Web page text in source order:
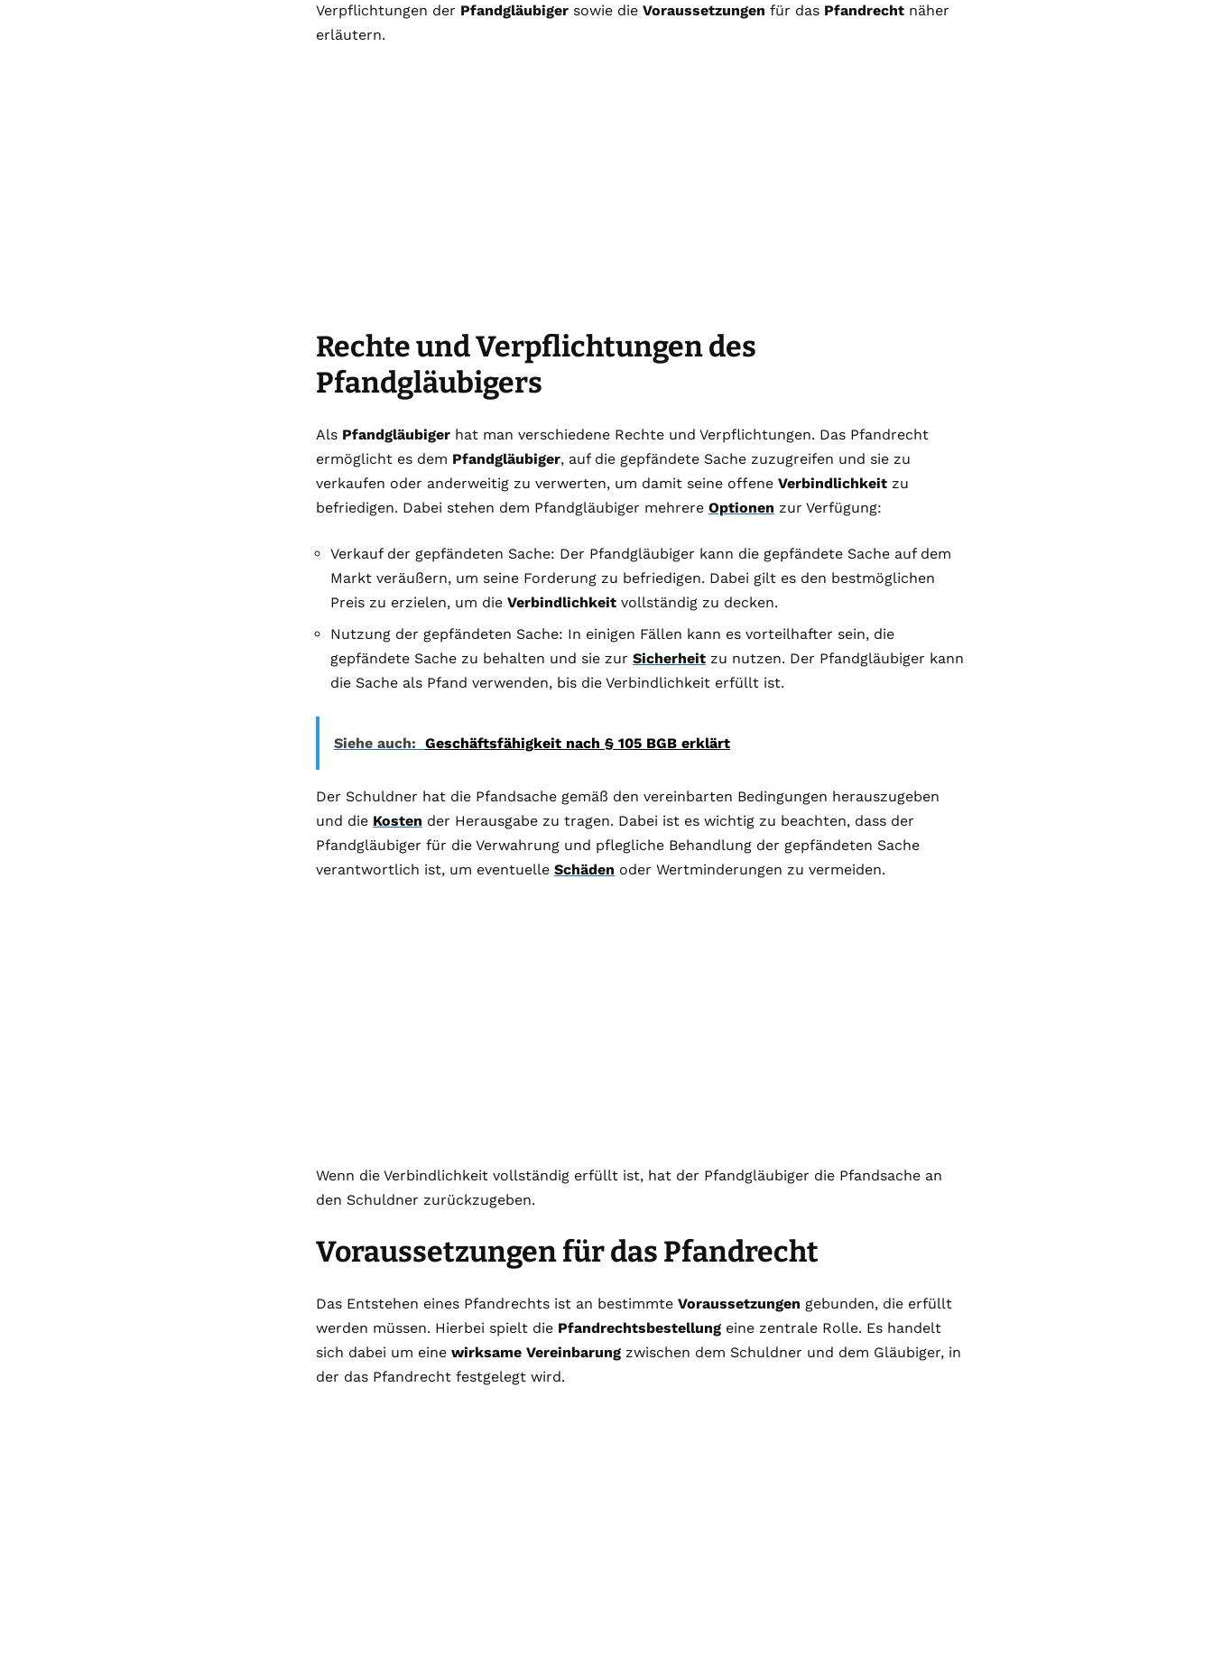
Verpflichtungen der Pfandgläubiger sowie die Voraussetzungen für das Pfandrecht näher
erläutern.
Rechte und Verpflichtungen des
Pfandgläubigers
Als Pfandgläubiger hat man verschiedene Rechte und Verpflichtungen. Das Pfandrecht
ermöglicht es dem Pfandgläubiger, auf die gepfändete Sache zuzugreifen und sie zu
verkaufen oder anderweitig zu verwerten, um damit seine offene Verbindlichkeit zu
befriedigen. Dabei stehen dem Pfandgläubiger mehrere Optionen zur Verfügung:
Verkauf der gepfändeten Sache: Der Pfandgläubiger kann die gepfändete Sache auf dem
Markt veräußern, um seine Forderung zu befriedigen. Dabei gilt es den bestmöglichen
Preis zu erzielen, um die Verbindlichkeit vollständig zu decken.
Nutzung der gepfändeten Sache: In einigen Fällen kann es vorteilhafter sein, die
gepfändete Sache zu behalten und sie zur Sicherheit zu nutzen. Der Pfandgläubiger kann
die Sache als Pfand verwenden, bis die Verbindlichkeit erfüllt ist.
Siehe auch: Geschäftsfähigkeit nach § 105 BGB erklärt
Der Schuldner hat die Pfandsache gemäß den vereinbarten Bedingungen herauszugeben
und die Kosten der Herausgabe zu tragen. Dabei ist es wichtig zu beachten, dass der
Pfandgläubiger für die Verwahrung und pflegliche Behandlung der gepfändeten Sache
verantwortlich ist, um eventuelle Schäden oder Wertminderungen zu vermeiden.
Wenn die Verbindlichkeit vollständig erfüllt ist, hat der Pfandgläubiger die Pfandsache an
den Schuldner zurückzugeben.
Voraussetzungen für das Pfandrecht
Das Entstehen eines Pfandrechts ist an bestimmte Voraussetzungen gebunden, die erfüllt
werden müssen. Hierbei spielt die Pfandrechtsbestellung eine zentrale Rolle. Es handelt
sich dabei um eine wirksame Vereinbarung zwischen dem Schuldner und dem Gläubiger, in
der das Pfandrecht festgelegt wird.